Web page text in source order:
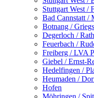
Stuttgart West /
Bad Cannstatt /
Botnang /
Degerloch /
Feuerbach /
Freiberg / LVA
Giebel / Ernst-
Hedelfingen /
Heumaden /
Hofen